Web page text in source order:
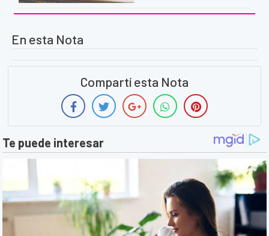
En esta Nota
Compartí esta Nota